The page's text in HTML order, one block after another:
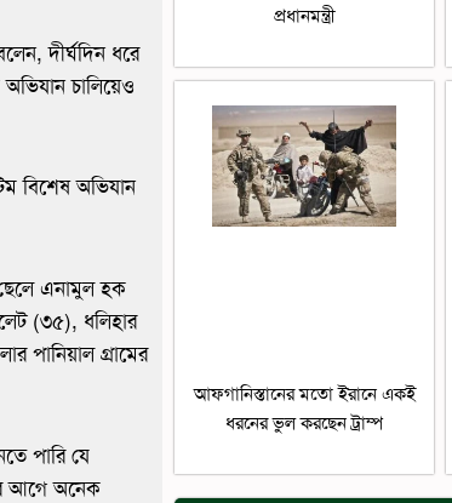
দীর্ঘদিন ধরে
চালিয়েও
বিশেষ অভিযান
এনামুল হক
(৩৫), ধলিহার
পানিয়াল গ্রামের
পারি যে
আগে অনেক
প্রধানমন্ত্রী
আফগানিস্তানের মতো ইরানে একই
ধরনের ভুল করছেন ট্রাম্প